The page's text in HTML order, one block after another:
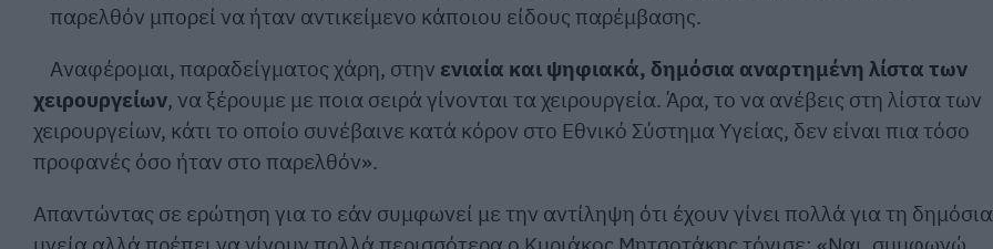
παρελθόν μπορεί να ήταν αντικείμενο κάποιου είδους παρέμβασης.
Αναφέρομαι, παραδείγματος χάρη, στην ενιαία και ψηφιακά, δημόσια αναρτημένη λίστα των
χειρουργείων, να ξέρουμε με ποια σειρά γίνονται τα χειρουργεία. Άρα, το να ανέβεις στη λίστα των
χειρουργείων, κάτι το οποίο συνέβαινε κατά κόρον στο Εθνικό Σύστημα Υγείας, δεν είναι πια τόσο
προφανές όσο ήταν στο παρελθόν».
Απαντώντας σε ερώτηση για το εάν συμφωνεί με την αντίληψη ότι έχουν γίνει πολλά για τη δημόσια